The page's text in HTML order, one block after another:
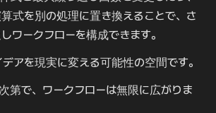
式を別の処理に置き換えることで、さ
ワークフローを構成できます。
デアを現実に変える可能性の空間です。
第で、ワークフローは無限に広がりま